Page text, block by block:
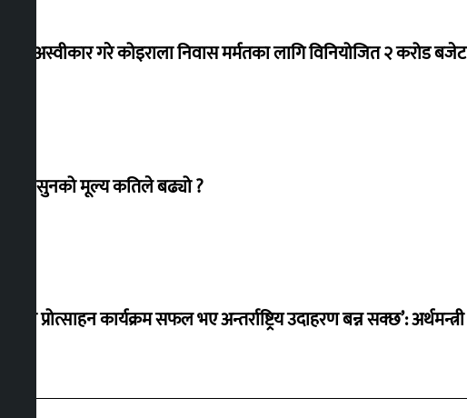
शेखरले अस्वीकार गरे कोइराला निवास मर्मतका लागि विनियोजित २ करोड बजेट
शुक्रबार सुनको मूल्य कतिले बढ्यो ?
‘करदाता प्रोत्साहन कार्यक्रम सफल भए अन्तर्राष्ट्रिय उदाहरण बन्न सक्छ’: अर्थमन्त्री